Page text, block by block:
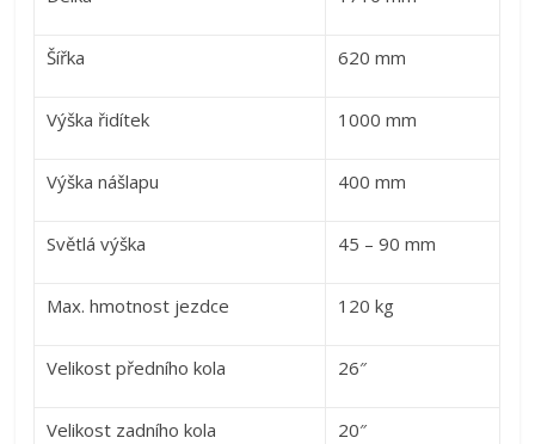
Šířka 620 mm
Výška řidítek 1000 mm
Výška nášlapu 400 mm
Světlá výška 45 – 90 mm
Max. hmotnost jezdce 120 kg
Velikost předního kola 26″
Velikost zadního kola 20″